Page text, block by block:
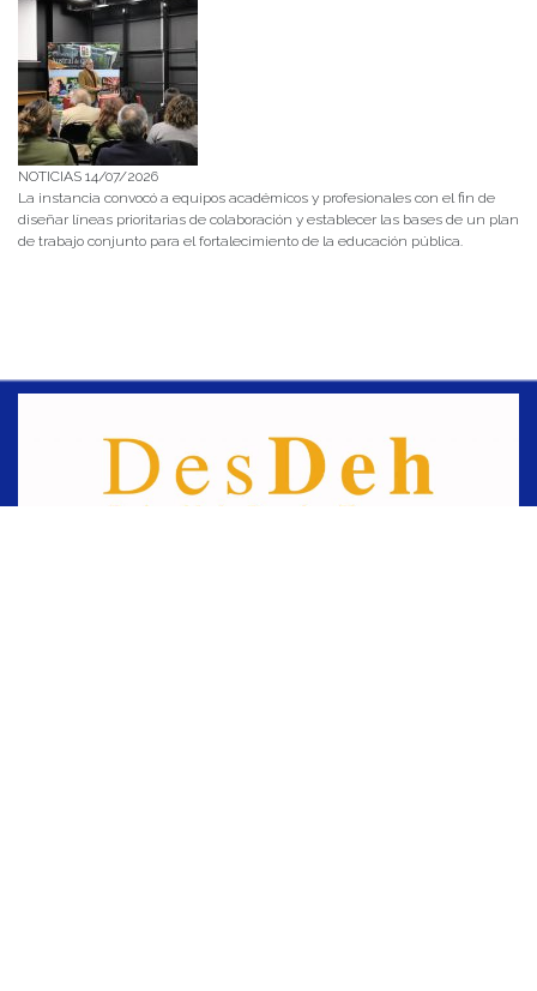
NOTICIAS 14/07/2026
La instancia convocó a equipos académicos y profesionales con el fin de
diseñar líneas prioritarias de colaboración y establecer las bases de un plan
de trabajo conjunto para el fortalecimiento de la educación pública.